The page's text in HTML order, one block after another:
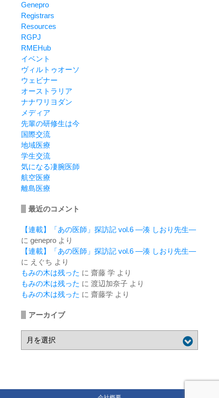
Genepro
Registrars
Resources
RGPJ
RMEHub
イベント
ヴィルトゥオーソ
ウェビナー
オーストラリア
ナナワリヨダン
メディア
先輩の研修生は今
国際交流
地域医療
学生交流
気になる凄腕医師
航空医療
離島医療
最近のコメント
【連載】「あの医師」探訪記 vol.6 ―湊 しおり先生―
に geneproより
【連載】「あの医師」探訪記 vol.6 ―湊 しおり先生―
に えぐち より
もみの木は残った に 齋藤 学 より
もみの木は残った に 渡辺加奈子より
もみの木は残った に 齋藤学 より
アーカイブ